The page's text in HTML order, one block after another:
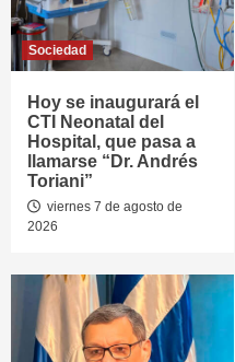
Sociedad
Hoy se inaugurará el
CTI Neonatal del
Hospital, que pasa a
llamarse “Dr. Andrés
Toriani”
viernes 7 de agosto de
2026